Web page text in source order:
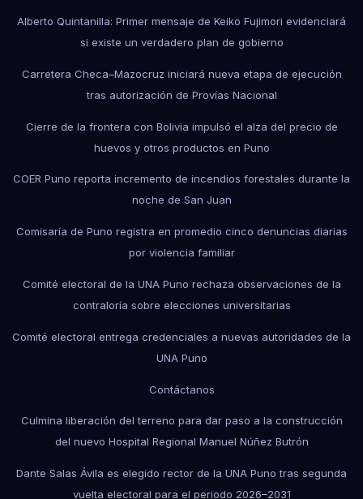
Alberto Quintanilla: Primer mensaje de Keiko Fujimori evidenciará
si existe un verdadero plan de gobierno
Carretera Checa–Mazocruz iniciará nueva etapa de ejecución
tras autorización de Provías Nacional
Cierre de la frontera con Bolivia impulsó el alza del precio de
huevos y otros productos en Puno
COER Puno reporta incremento de incendios forestales durante la
noche de San Juan
Comisaría de Puno registra en promedio cinco denuncias diarias
por violencia familiar
Comité electoral de la UNA Puno rechaza observaciones de la
contraloría sobre elecciones universitarias
Comité electoral entrega credenciales a nuevas autoridades de la
UNA Puno
Contáctanos
Culmina liberación del terreno para dar paso a la construcción
del nuevo Hospital Regional Manuel Núñez Butrón
Dante Salas Ávila es elegido rector de la UNA Puno tras segunda
vuelta electoral para el periodo 2026–2031